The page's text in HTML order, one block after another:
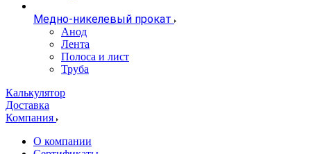
Медно-никелевый прокат
Анод
Лента
Полоса и лист
Труба
Калькулятор
Доставка
Компания
О компании